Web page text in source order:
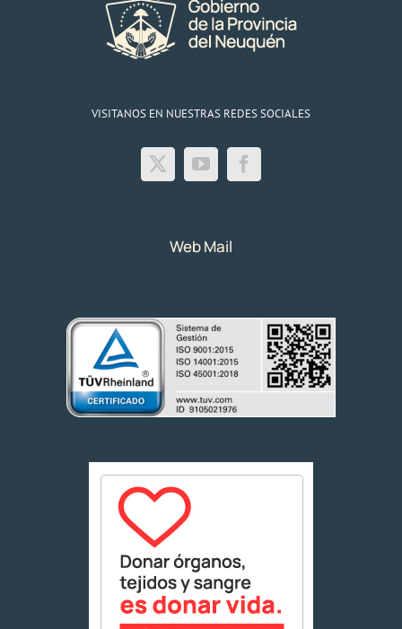
VISITANOS EN NUESTRAS REDES SOCIALES
Web Mail